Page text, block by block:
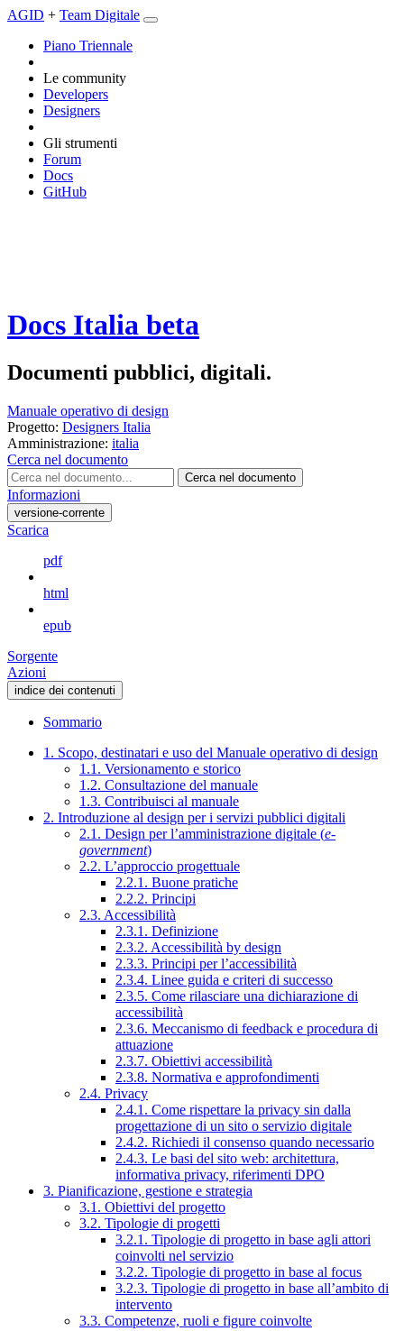
AGID + Team Digitale
Piano Triennale
Le community
Developers
Designers
Gli strumenti
Forum
Docs
GitHub
Docs Italia beta
Documenti pubblici, digitali.
Manuale operativo di design
Progetto: Designers Italia
Amministrazione: italia
Cerca nel documento
Cerca nel documento
Informazioni
versione-corrente
Scarica
pdf
html
epub
Sorgente
Azioni
indice dei contenuti
Sommario
1. Scopo, destinatari e uso del Manuale operativo di design
1.1. Versionamento e storico
1.2. Consultazione del manuale
1.3. Contribuisci al manuale
2. Introduzione al design per i servizi pubblici digitali
2.1. Design per l’amministrazione digitale (e-
government)
2.2. L’approccio progettuale
2.2.1. Buone pratiche
2.2.2. Principi
2.3. Accessibilità
2.3.1. Definizione
2.3.2. Accessibilità by design
2.3.3. Principi per l’accessibilità
2.3.4. Linee guida e criteri di successo
2.3.5. Come rilasciare una dichiarazione di
accessibilità
2.3.6. Meccanismo di feedback e procedura di
attuazione
2.3.7. Obiettivi accessibilità
2.3.8. Normativa e approfondimenti
2.4. Privacy
2.4.1. Come rispettare la privacy sin dalla
progettazione di un sito o servizio digitale
2.4.2. Richiedi il consenso quando necessario
2.4.3. Le basi del sito web: architettura,
informativa privacy, riferimenti DPO
3. Pianificazione, gestione e strategia
3.1. Obiettivi del progetto
3.2. Tipologie di progetti
3.2.1. Tipologie di progetto in base agli attori
coinvolti nel servizio
3.2.2. Tipologie di progetto in base al focus
3.2.3. Tipologie di progetto in base all’ambito di
intervento
3.3. Competenze, ruoli e figure coinvolte